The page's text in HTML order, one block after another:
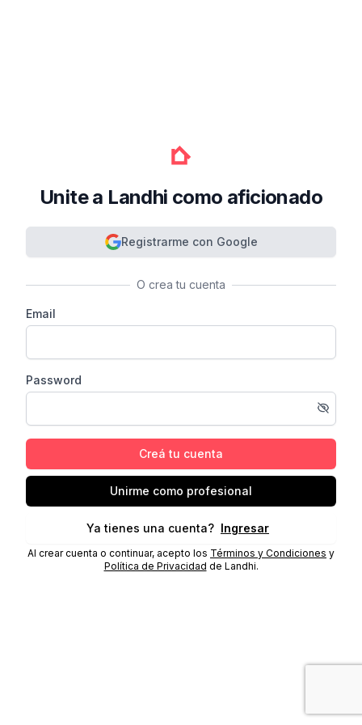
Unite a Landhi como aficionado
Registrarme con Google
O crea tu cuenta
Email
Password
Creá tu cuenta
Unirme como profesional
Ya tienes una cuenta? Ingresar
Al crear cuenta o continuar, acepto los Términos y Condiciones y
Política de Privacidad de Landhi.